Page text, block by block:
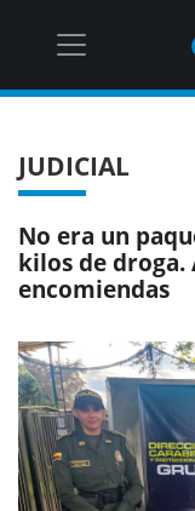
JUDICIAL
No era un
kilos de
encomiendas